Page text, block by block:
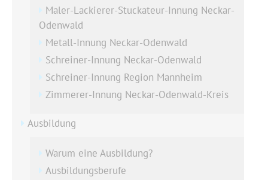
Maler-Lackierer-Stuckateur-Innung Neckar-
Odenwald
Metall-Innung Neckar-Odenwald
Schreiner-Innung Neckar-Odenwald
Schreiner-Innung Region Mannheim
Zimmerer-Innung Neckar-Odenwald-Kreis
Ausbildung
Warum eine Ausbildung?
Ausbildungsberufe